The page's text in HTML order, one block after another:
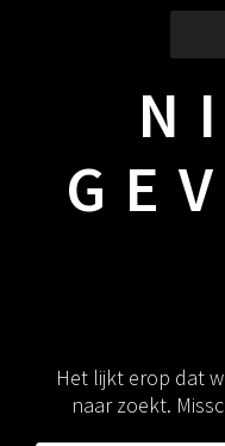
Het lijkt erop dat
naar zoekt.